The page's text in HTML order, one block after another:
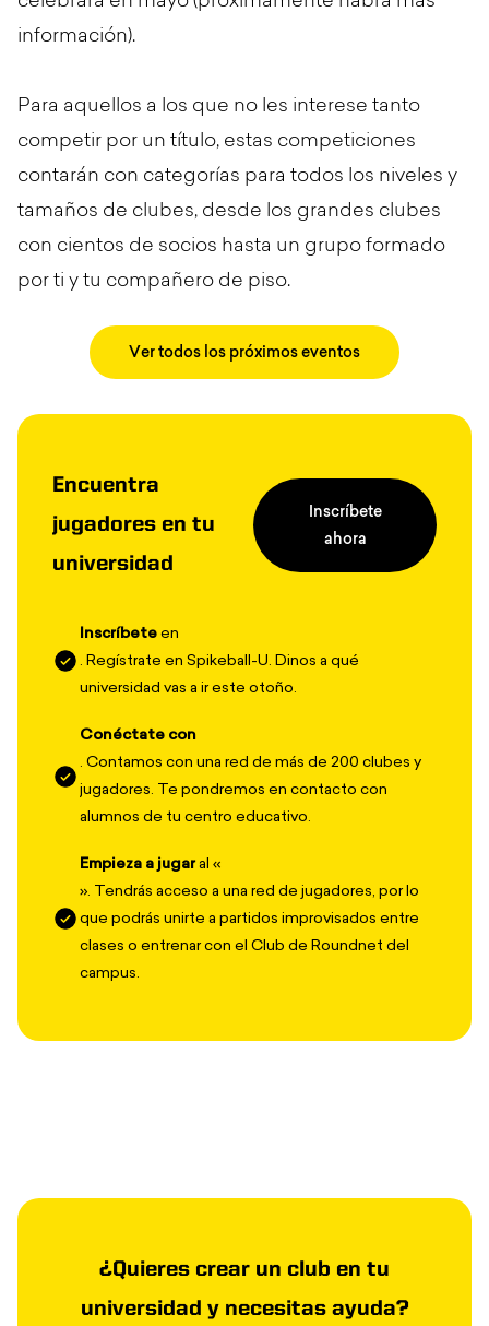
información).
Para aquellos a los que no les interese tanto
competir por un título, estas competiciones
contarán con categorías para todos los niveles y
tamaños de clubes, desde los grandes clubes
con cientos de socios hasta un grupo formado
por ti y tu compañero de piso.
Ver todos los próximos eventos
Encuentra
jugadores en tu
universidad
Inscríbete
ahora
Inscríbete en
. Regístrate en Spikeball-U. Dinos a qué
universidad vas a ir este otoño.
Conéctate con
. Contamos con una red de más de 200 clubes y
jugadores. Te pondremos en contacto con
alumnos de tu centro educativo.
Empieza a jugaral «
». Tendrás acceso a una red de jugadores, por lo
que podrás unirte a partidos improvisados entre
clases o entrenar con el Club de Roundnet del
campus.
¿Quieres crear un club en tu
universidad y necesitas ayuda?